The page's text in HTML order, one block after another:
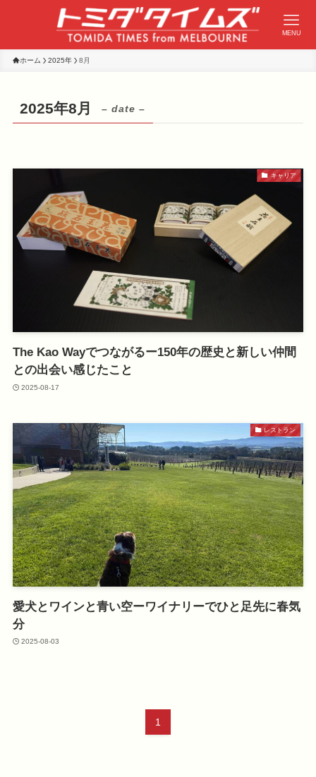
MENU
ホーム 2025年 8月
2025年8月 – date –
キャリア
The Kao Wayでつながるー150年の歴史と新しい仲間
との出会い感じたこと
2025-08-17
レストラン
愛犬とワインと青い空ーワイナリーでひと足先に春気
分
2025-08-03
1